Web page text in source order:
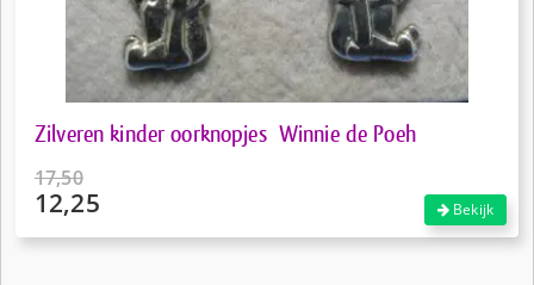
Zilveren kinder oorknopjes Winnie de Poeh
17,50
Oorspronkelijke
12,25 Bekijk